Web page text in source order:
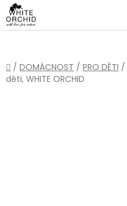
Přejít
na
obsah
Domů
/ DOMÁCNOST / PRO DĚTI /
děti, WHITE ORCHID